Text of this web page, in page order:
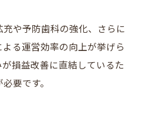
や予防歯科の強化、さらに
る運営効率の向上が挙げら
損益改善に直結しているた
要です。